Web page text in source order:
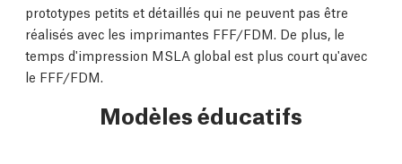
prototypes petits et détaillés qui ne peuvent pas être
réalisés avec les imprimantes FFF/FDM. De plus, le
temps d'impression MSLA global est plus court qu'avec
le FFF/FDM.
Modèles éducatifs